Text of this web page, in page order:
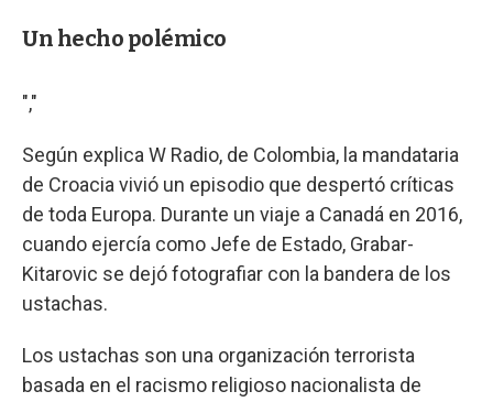
Un hecho polémico
","
Según explica W Radio, de Colombia, la mandataria
de Croacia vivió un episodio que despertó críticas
de toda Europa. Durante un viaje a Canadá en 2016,
cuando ejercía como Jefe de Estado, Grabar-
Kitarovic se dejó fotografiar con la bandera de los
ustachas.
Los ustachas son una organización terrorista
basada en el racismo religioso nacionalista de